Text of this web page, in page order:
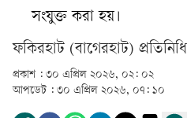
সংযুক্ত করা হয়।
ফকিরহাট (বাগেরহাট) প্রতিনিধি
প্রকাশ : ৩০ এপ্রিল ২০২৬, ০২: ০২
আপডেট : ৩০ এপ্রিল ২০২৬, ০৭: ১০